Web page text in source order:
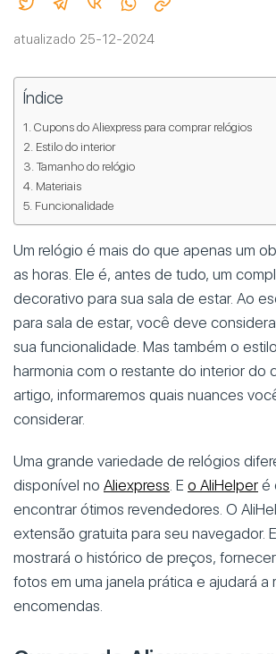
atualizado 25-12-2024
Índice
Cupons do Aliexpress para comprar relógios
Estilo do interior
Tamanho do relógio
Materiais
Funcionalidade
Um relógio é mais do que apenas um
as horas. Ele é, antes de tudo, um
decorativo para sua sala de estar. Ao
para sala de estar, você deve
sua funcionalidade. Mas também o
harmonia com o restante do interior do
artigo, informaremos quais nuances
considerar.
Uma grande variedade de relógios
disponível no Aliexpress. E o AliHelper é
encontrar ótimos revendedores. O
extensão gratuita para seu navegador.
mostrará o histórico de preços,
fotos em uma janela prática e ajudará a
encomendas.